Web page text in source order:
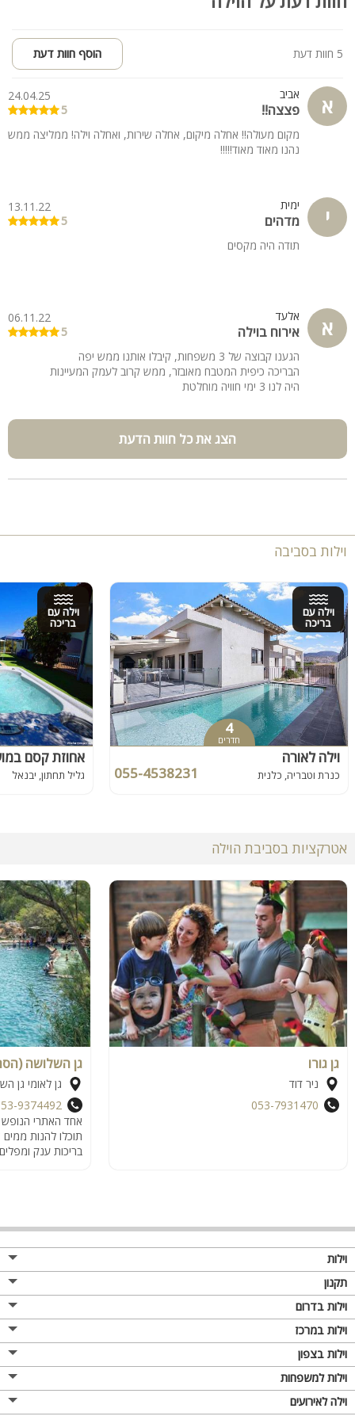
ארוחת בוקר שבת.
ארוחות שף פרטי
קהל יעד:
נופש משפחות, קבוצות, ימי הולדת, ערבי גיבוש, אירוח על בסיס יומי,
הצעות נישואין, בריתות 7 ברכות, לינה עד 30 אורחים כולל מזרנים
5 חוות דעת הוסף חוות דעת
א אביב
פצצה!!
24.04.25
5
מקום מעולה!! אחלה מיקום, אחלה שירות, ואחלה וילה! ממליצה ממש
נהנו מאוד מאוד!!!!!
י ימית
מדהים
13.11.22
5
תודה היה מקסים
א אלעד
אירוח בוילה
06.11.22
5
הגענו קבוצה של 3 משפחות, קיבלו אותנו ממש יפה
הבריכה כיפית המטבח מאובזר, ממש קרוב לעמק המעיינות
היה לנו 3 ימי חוויה מוחלטת
הצג את כל חוות הדעת
וילות בסביבה
וילה עם
בריכה
4
חדרים
וילה לאורה
כנרת וטבריה, כלנית 055-4538231
וילה עם
בריכה
אחוזת קסם
גליל תחתון, יבנאל
אטרקציות בסביבת הוילה
גן גורו
ניר דוד
053-7931470
גן השלושה
גן לאומי גן
9374492
אחד האתרי הנופש
תוכלו להנות
בריכות ענק
וילות
תקנון
וילות בדרום
וילות במרכז
וילות בצפון
וילות למשפחות
וילה לאירועים